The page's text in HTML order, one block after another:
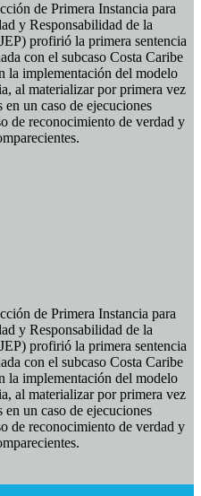
de Primera Instancia para
y Responsabilidad de la
profirió la primera sentencia
con el subcaso Costa Caribe
la implementación del modelo
al materializar por primera vez
un caso de ejecuciones
de reconocimiento de verdad y
de Primera Instancia para
y Responsabilidad de la
profirió la primera sentencia
con el subcaso Costa Caribe
la implementación del modelo
al materializar por primera vez
un caso de ejecuciones
de reconocimiento de verdad y